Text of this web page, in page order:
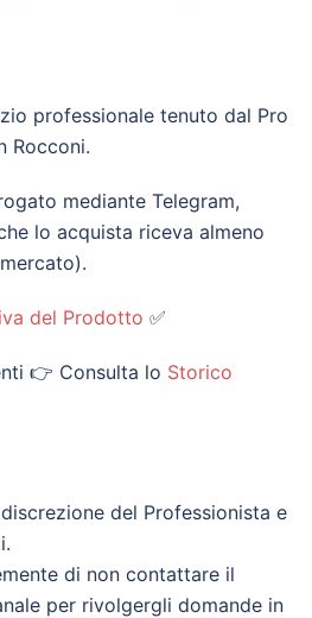
professionale tenuto dal Pro
Rocconi.
mediante Telegram,
lo acquista riceva almeno
del Prodotto ✅
👉 Consulta lo Storico
del Professionista e
di non contattare il
per rivolgergli domande in